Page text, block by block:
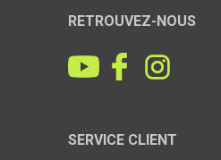
RETROUVEZ-NOUS
SERVICE CLIENT